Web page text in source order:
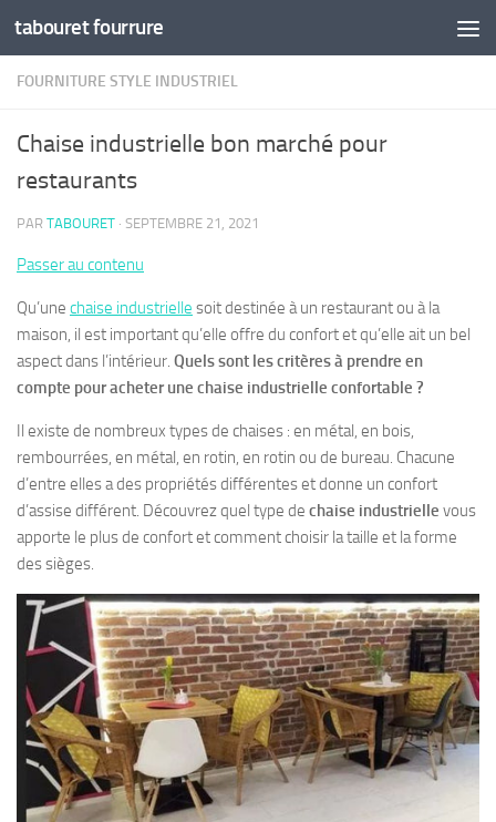
Skip to content
tabouret fourrure
FOURNITURE STYLE INDUSTRIEL
Chaise industrielle bon marché pour
restaurants
PAR TABOURET · SEPTEMBRE 21, 2021
Passer au contenu
Qu’une chaise industrielle soit destinée à un restaurant ou à la
maison, il est important qu’elle offre du confort et qu’elle ait un bel
aspect dans l’intérieur. Quels sont les critères à prendre en
compte pour acheter une chaise industrielle confortable ?
Il existe de nombreux types de chaises : en métal, en bois,
rembourrées, en métal, en rotin, en rotin ou de bureau. Chacune
d’entre elles a des propriétés différentes et donne un confort
d’assise différent. Découvrez quel type de chaise industrielle vous
apporte le plus de confort et comment choisir la taille et la forme
des sièges.